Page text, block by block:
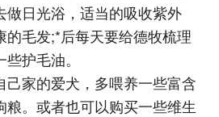
做日光浴，适当的吸收紫外
的毛发;*后每天要给德牧梳理
护毛油。
己家的爱犬，多喂养一些富含
。或者也可以购买一些维生